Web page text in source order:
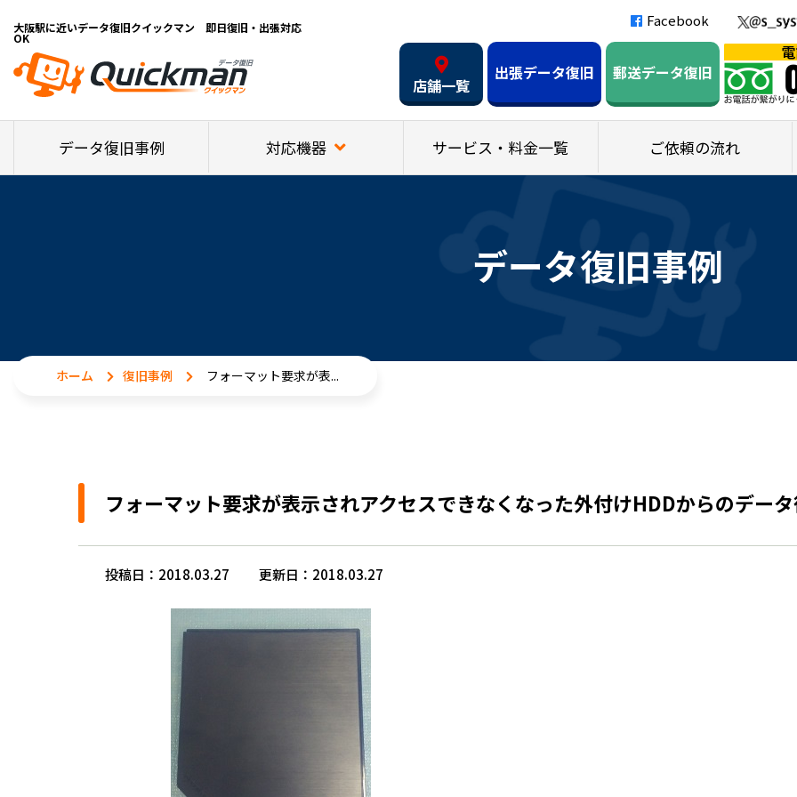
大阪駅に近いデータ復旧クイックマン 即日復旧・出張対応
OK
Facebook
店舗一覧
出張データ復旧 郵送データ復旧
データ復旧事例 対応機器 サービス・料金一覧 ご依頼の流れ
データ復旧事例
ホーム 復旧事例 フォーマット要求が表...
フォーマット要求が表示されアクセスできなくなった外付けHDDからのデー
投稿日：2018.03.27 更新日：2018.03.27